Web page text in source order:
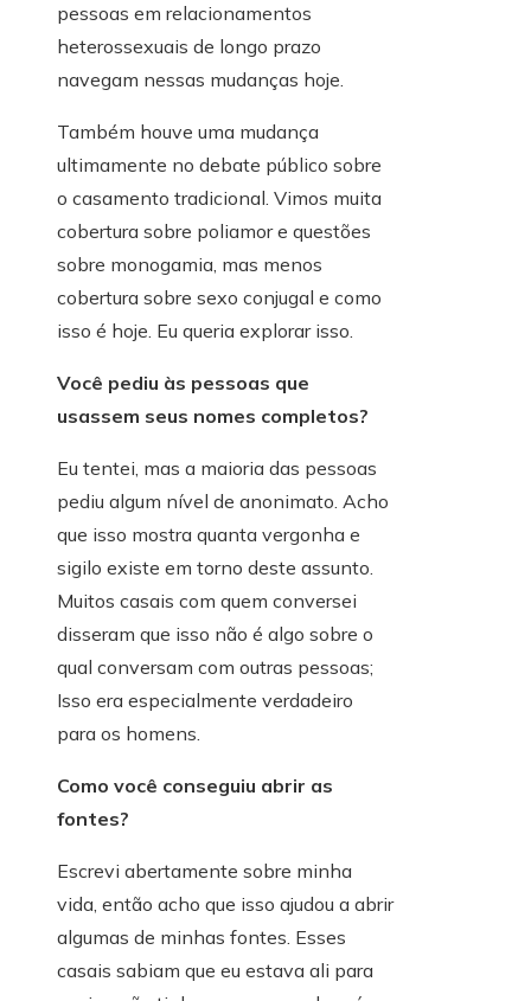
pessoas em relacionamentos
heterossexuais de longo prazo
navegam nessas mudanças hoje.
Também houve uma mudança
ultimamente no debate público sobre
o casamento tradicional. Vimos muita
cobertura sobre poliamor e questões
sobre monogamia, mas menos
cobertura sobre sexo conjugal e como
isso é hoje. Eu queria explorar isso.
Você pediu às pessoas que
usassem seus nomes completos?
Eu tentei, mas a maioria das pessoas
pediu algum nível de anonimato. Acho
que isso mostra quanta vergonha e
sigilo existe em torno deste assunto.
Muitos casais com quem conversei
disseram que isso não é algo sobre o
qual conversam com outras pessoas;
Isso era especialmente verdadeiro
para os homens.
Como você conseguiu abrir as
fontes?
Escrevi abertamente sobre minha
vida, então acho que isso ajudou a abrir
algumas de minhas fontes. Esses
casais sabiam que eu estava ali para